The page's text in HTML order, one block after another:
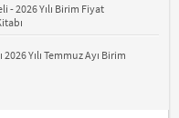
- 2026 Yılı Birim Fiyat
Yılı Temmuz Ayı Birim